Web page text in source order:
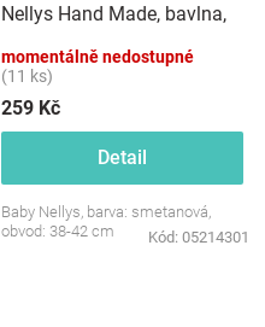
Nellys Hand Made, bavlna,
80/98
momentálně nedostupné
(11 ks)
259 Kč
Detail
Baby Nellys, barva: smetanová,
obvod: 38-42 cm
Kód: 05214301